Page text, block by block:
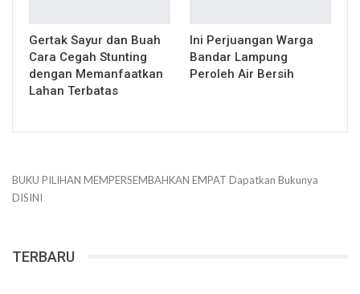
Gertak Sayur dan Buah
Cara Cegah Stunting
dengan Memanfaatkan
Lahan Terbatas
Ini Perjuangan Warga
Bandar Lampung
Peroleh Air Bersih
BUKU PILIHAN MEMPERSEMBAHKAN EMPAT Dapatkan Bukunya
DISINI
TERBARU